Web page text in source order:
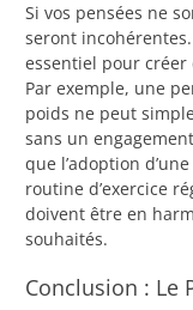
Si vos pensées ne
seront
essentiel pour créer
Par exemple, une
poids ne peut
sans un
que l’adoption
routine d’exercice
doivent être en
souhaités.
Conclusion : Le